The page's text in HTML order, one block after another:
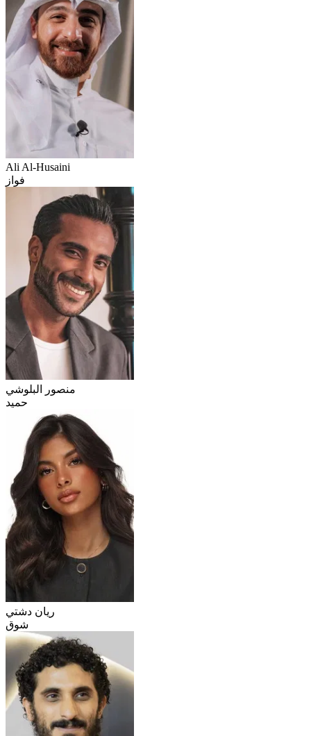
Ali Al-Husaini
فواز
منصور البلوشي
حميد
ريان دشتي
شوق